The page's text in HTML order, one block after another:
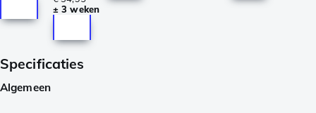
± 3 weken
Specificaties
Algemeen